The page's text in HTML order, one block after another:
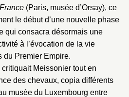
(Paris, musée d’Orsay), ce
le début d’une nouvelle phase
qui consacra désormais une
à l’évocation de la vie
du Premier Empire.
Meissonier tout en
des chevaux, copia différents
musée du Luxembourg entre